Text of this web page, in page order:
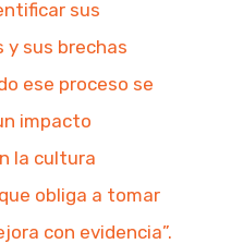
sus
sus brechas
ese proceso se
impacto
la cultura
obliga a tomar
con evidencia”.